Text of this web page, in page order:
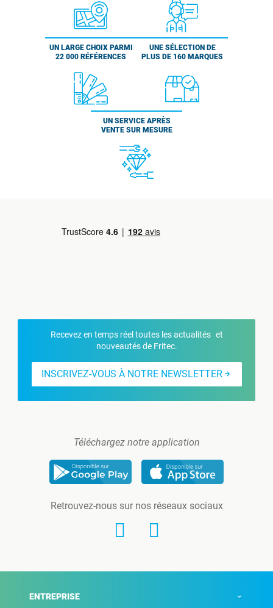
UN LARGE CHOIX PARMI
22 000 RÉFÉRENCES
UNE SÉLECTION DE
PLUS DE 160 MARQUES
UN SERVICE APRÈS
VENTE SUR MESURE
Recevez en temps réel toutes les actualités et
nouveautés de Fritec.
INSCRIVEZ-VOUS À NOTRE NEWSLETTER
Téléchargez notre application
Retrouvez-nous sur nos réseaux sociaux
ENTREPRISE